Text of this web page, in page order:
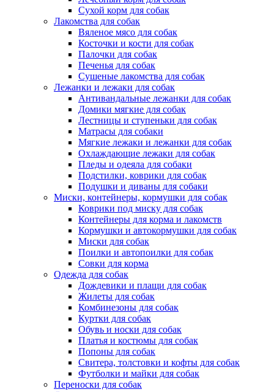
Сухой корм для собак
Лакомства для собак
Вяленое мясо для собак
Косточки и кости для собак
Палочки для собак
Печенья для собак
Сушеные лакомства для собак
Лежанки и лежаки для собак
Антивандальные лежанки для собак
Домики мягкие для собак
Лестницы и ступеньки для собак
Матрасы для собаки
Мягкие лежаки и лежанки для собак
Охлаждающие лежаки для собак
Пледы и одеяла для собаки
Подстилки, коврики для собак
Подушки и диваны для собаки
Миски, контейнеры, кормушки для собак
Коврики под миску для собак
Контейнеры для корма и лакомств
Кормушки и автокормушки для собак
Миски для собак
Поилки и автопоилки для собак
Совки для корма
Одежда для собак
Дождевики и плащи для собак
Жилеты для собак
Комбинезоны для собак
Куртки для собак
Обувь и носки для собак
Платья и костюмы для собак
Попоны для собак
Свитера, толстовки и кофты для собак
Футболки и майки для собак
Переноски для собак